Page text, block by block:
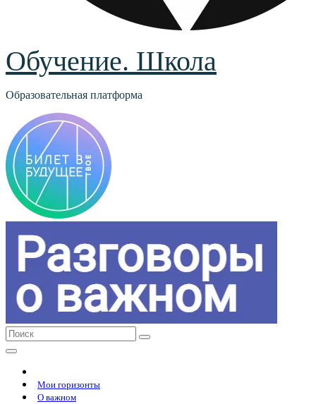
Обучение. Школа
Образовательная платформа
Мои горизонты
О важном